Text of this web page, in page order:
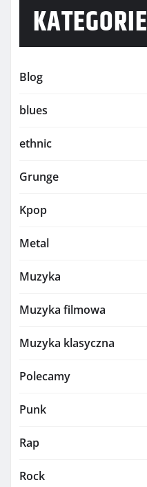
KATEGORIE
Blog
blues
ethnic
Grunge
Kpop
Metal
Muzyka
Muzyka filmowa
Muzyka klasyczna
Polecamy
Punk
Rap
Rock